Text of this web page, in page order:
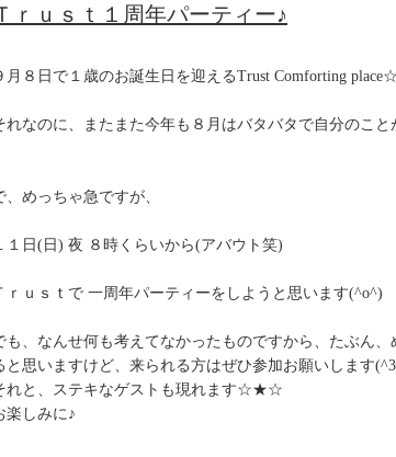
ｒｕｓｔ１周年パーティー♪
月８日で１歳のお誕生日を迎えるTrust Comforting place☆
れなのに、またまた今年も８月はバタバタで自分のこ
、めっちゃ急ですが、
１日(日) 夜 ８時くらいから(アバウト笑)
ｒｕｓｔで 一周年パーティーをしようと思います(^o^)
も、なんせ何も考えてなかったものですから、たぶん
と思いますけど、来られる方はぜひ参加お願いします
れと、ステキなゲストも現れます☆★☆
楽しみに♪